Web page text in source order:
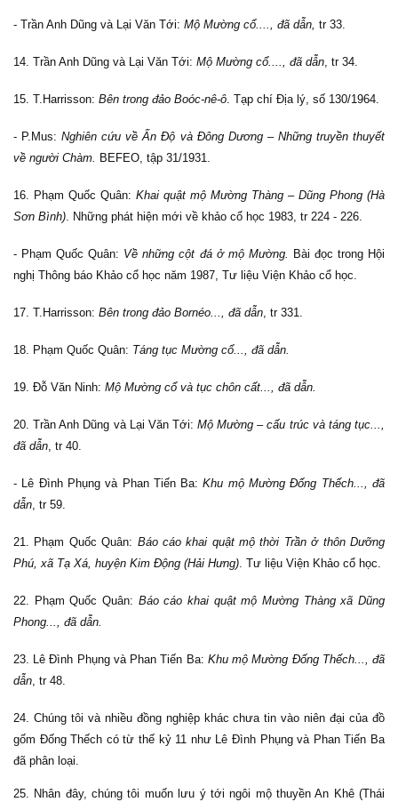
- Trần Anh Dũng và Lại Văn Tới: Mộ Mường cổ...., đã dẫn, tr 33.
14. Trần Anh Dũng và Lại Văn Tới: Mộ Mường cổ...., đã dẫn , tr 34.
15. T.Harrisson: Bên trong đảo Boóc-nê-ô . Tạp chí Địa lý, số 130/1964.
- P.Mus:Nghiên cứu về Ấn Độ và Đông Dương – Những truyền thuyết
về người Chàm. BEFEO, tập 31/1931.
16. Phạm Quốc Quân: Khai quật mộ Mường Thàng – Dũng Phong (Hà
Sơn Bình) . Những phát hiện mới về khảo cổ học 1983, tr 224 - 226.
- Phạm Quốc Quân: Về những cột đá ở mộ Mường.
Bài đọc trong Hội
nghị Thông báo Khảo cổ học năm 1987, Tư liệu Viện Khảo cổ học.
17. T.Harrisson: Bên trong đảo Bornéo..., đã dẫn , tr 331.
18. Phạm Quốc Quân: Táng tục Mường cổ..., đã dẫn.
19. Đỗ Văn Ninh: Mộ Mường cổ và tục chôn cất..., đã dẫn.
20. Trần Anh Dũng và Lại Văn Tới:Mộ Mường – cấu trúc và táng tục...,
đã dẫn , tr 40.
- Lê Đình Phụng và Phan Tiến Ba:Khu mộ Mường Đống Thếch..., đã
dẫn , tr 59.
21. Phạm Quốc Quân: Báo cáo khai quật mộ thời Trần ở thôn Dưỡng
Phú, xã Tạ Xá, huyện Kim Động (Hải Hưng) . Tư liệu Viện Khảo cổ học.
22. Phạm Quốc Quân: Báo cáo khai quật mộ Mường Thàng xã Dũng
Phong..., đã dẫn.
23. Lê Đình Phụng và Phan Tiến Ba: Khu mộ Mường Đống Thếch..., đã
dẫn , tr 48.
24. Chúng tôi và nhiều đồng nghiệp khác chưa tin vào niên đại của đồ
gốm Đống Thếch có từ thế kỷ 11 như Lê Đình Phụng và Phan Tiến Ba
đã phân loại.
25.
Nhân đây, chúng tôi muốn lưu ý tới ngôi mộ thuyền An Khê (Thái